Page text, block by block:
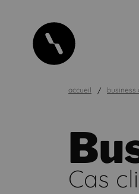
accueil business
Cas